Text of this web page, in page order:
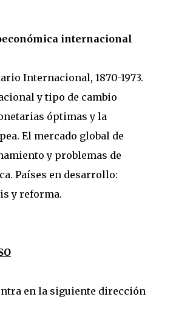
internacional
Internacional, 1870-1973.
y tipo de cambio
óptimas y la
El mercado global de
y problemas de
Países en desarrollo:
y reforma.
en la siguiente dirección